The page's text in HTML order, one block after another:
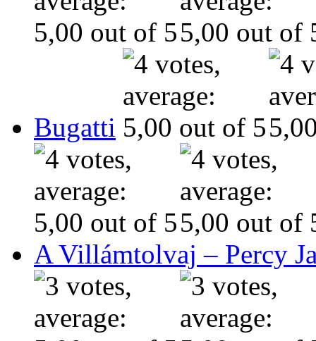
Bugatti
A Villámtolvaj – Percy